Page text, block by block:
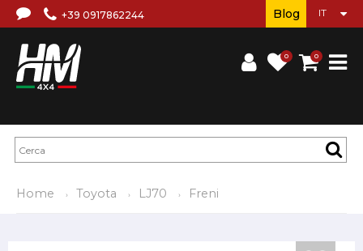
+39 0917862244
0 0
Blog
Home Toyota LJ70 Freni